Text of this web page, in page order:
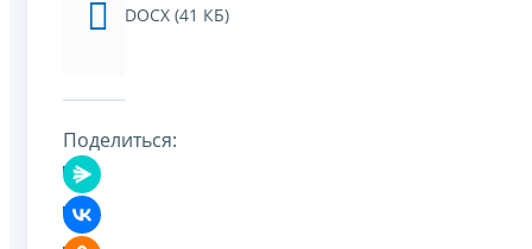
DOCX (41 КБ)
Поделиться: